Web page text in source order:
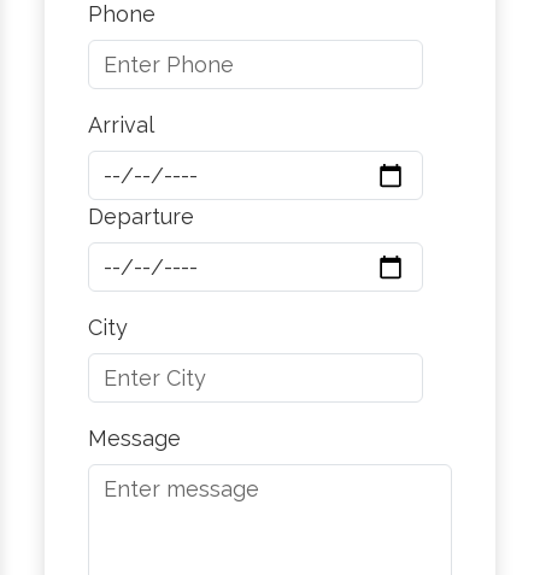
Phone
Arrival
Departure
City
Message